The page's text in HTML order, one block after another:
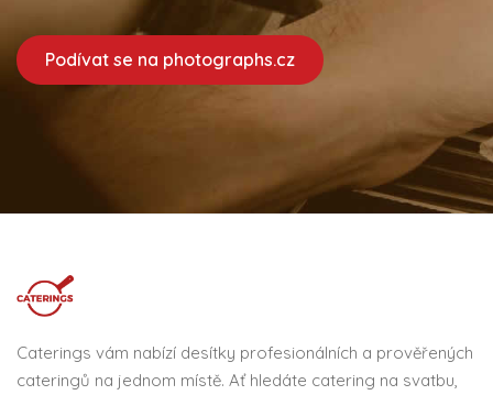
Podívat se na photographs.cz
Caterings vám nabízí desítky profesionálních a prověřených
cateringů na jednom místě. Ať hledáte catering na svatbu,